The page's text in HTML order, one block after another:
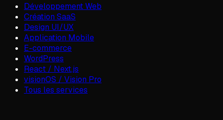
Développement Web
Création SaaS
Design UI/UX
Application Mobile
E-commerce
WordPress
React / Next.js
visionOS / Vision Pro
Tous les services